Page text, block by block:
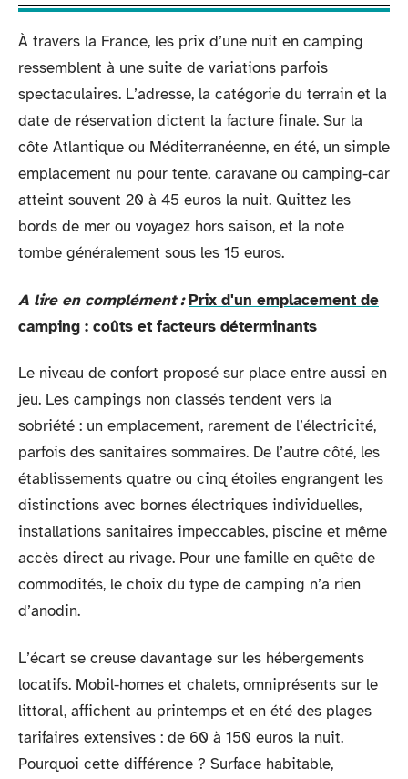
À travers la France, les prix d’une nuit en camping
ressemblent à une suite de variations parfois
spectaculaires. L’adresse, la catégorie du terrain et la
date de réservation dictent la facture finale. Sur la
côte Atlantique ou Méditerranéenne, en été, un simple
emplacement nu pour tente, caravane ou camping-car
atteint souvent 20 à 45 euros la nuit. Quittez les
bords de mer ou voyagez hors saison, et la note
tombe généralement sous les 15 euros.
A lire en complément : Prix d'un emplacement de
camping : coûts et facteurs déterminants
Le niveau de confort proposé sur place entre aussi en
jeu. Les campings non classés tendent vers la
sobriété : un emplacement, rarement de l’électricité,
parfois des sanitaires sommaires. De l’autre côté, les
établissements quatre ou cinq étoiles engrangent les
distinctions avec bornes électriques individuelles,
installations sanitaires impeccables, piscine et même
accès direct au rivage. Pour une famille en quête de
commodités, le choix du type de camping n’a rien
d’anodin.
L’écart se creuse davantage sur les hébergements
locatifs. Mobil-homes et chalets, omniprésents sur le
littoral, affichent au printemps et en été des plages
tarifaires extensives : de 60 à 150 euros la nuit.
Pourquoi cette différence ? Surface habitable,